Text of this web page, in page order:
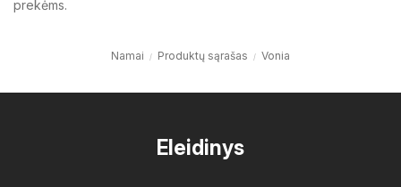
prekėms.
Namai Produktų sąrašas Vonia
Eleidinys